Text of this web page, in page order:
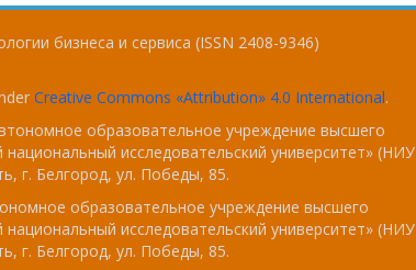
бизнеса и сервиса (ISSN 2408-9346)
Creative Commons «Attribution» 4.0 International.
образовательное учреждение высшего
исследовательский университет» (НИУ
г. Белгород, ул. Победы, 85.
образовательное учреждение высшего
исследовательский университет» (НИУ
г. Белгород, ул. Победы, 85.